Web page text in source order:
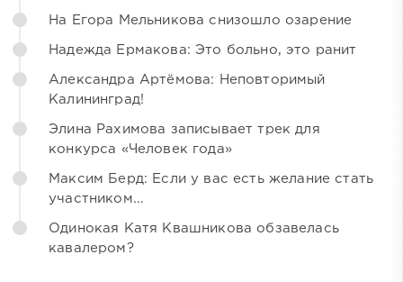
На Егора Мельникова снизошло озарение
Надежда Ермакова: Это больно, это ранит
Александра Артёмова: Неповторимый
Калининград!
Элина Рахимова записывает трек для
конкурса «Человек года»
Максим Берд: Если у вас есть желание стать
участником...
Одинокая Катя Квашникова обзавелась
кавалером?